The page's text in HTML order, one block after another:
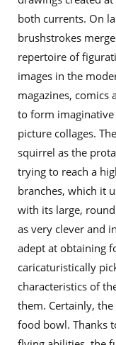
both currents. On
brushstrokes
repertoire of
images in the
magazines,
to form
picture collages.
squirrel as the
trying to reach a
branches, which it
with its large,
as very clever and
adept at obtaining
caricaturistically
characteristics of
them. Certainly,
food bowl. Thanks